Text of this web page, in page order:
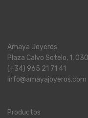
Amaya Joyeros
Plaza Calvo Sotelo, 1,
(+34) 965 21 71 41
info@amayajoyeros.com
Productos